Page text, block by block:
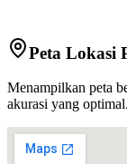
Peta Lokasi
Menampilkan peta
akurasi yang optimal.